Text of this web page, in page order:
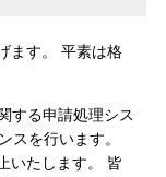
ます。 平素は格
する申請処理シス
スを行います。
いたします。 皆